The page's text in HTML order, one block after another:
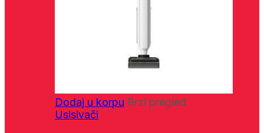
Dodaj u korpu Brzi pregled
Usisivači